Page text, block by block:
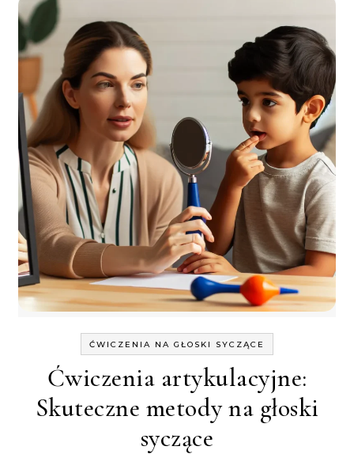
ĆWICZENIA NA GŁOSKI SYCZĄCE
Ćwiczenia artykulacyjne:
Skuteczne metody na głoski
syczące